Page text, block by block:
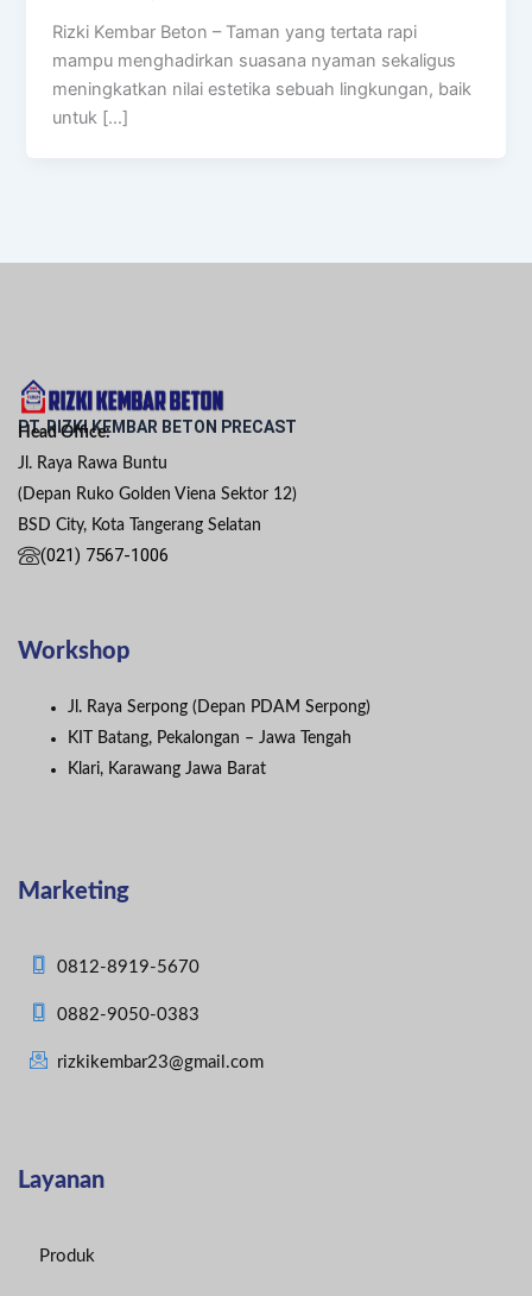
Rizki Kembar Beton – Taman yang tertata rapi
mampu menghadirkan suasana nyaman sekaligus
meningkatkan nilai estetika sebuah lingkungan, baik
untuk […]
PT. RIZKI KEMBAR BETON PRECAST
Head Office:
Jl. Raya Rawa Buntu
(Depan Ruko Golden Viena Sektor 12)
BSD City, Kota Tangerang Selatan
(021) 7567-1006
Workshop
Jl. Raya Serpong (Depan PDAM Serpong)
KIT Batang, Pekalongan – Jawa Tengah
Klari, Karawang Jawa Barat
Marketing
0812-8919-5670
0882-9050-0383
rizkikembar23@gmail.com
Layanan
Produk